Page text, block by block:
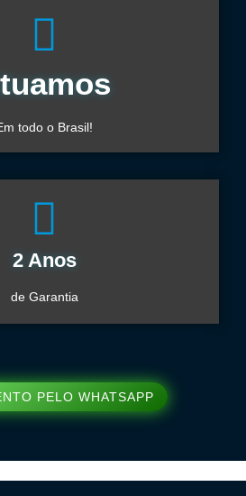
todo o Brasil!
2 Anos
de Garantia
PELO WHATSAPP